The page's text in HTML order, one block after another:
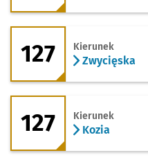
127 - kierunek
127 Kierunek
Zwycięska
127 - kierunek
127 Kierunek
Kozia